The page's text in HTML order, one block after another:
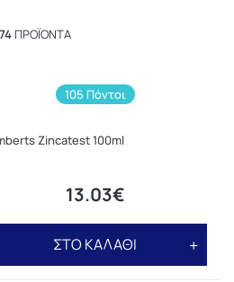
ΠΡΟΪΌΝΤΑ
105 Πόντοι
Zincatest 100ml
13.03€
ΣΤΟ ΚΑΛΑΘΙ